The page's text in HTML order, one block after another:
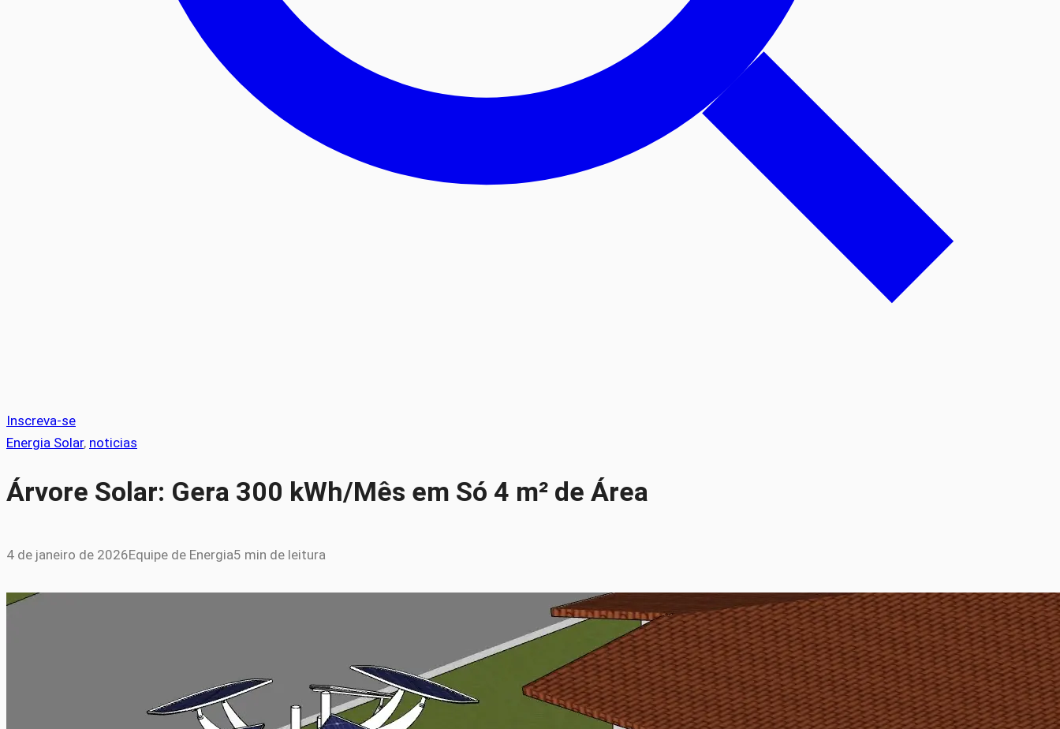
Inscreva-se
Energia Solar, noticias
Árvore Solar: Gera 300 kWh/Mês em Só 4 m² de Área
4 de janeiro de 2026Equipe de Energia5 min de leitura